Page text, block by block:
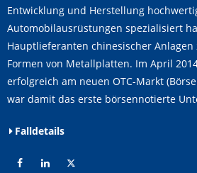
Entwicklung und Herstellung
Automobilausrüstungen spezialisiert
Hauptlieferanten chinesischer
Formen von Metallplatten. Im April
erfolgreich am neuen OTC-Markt
war damit das erste börsennotierte
Falldetails